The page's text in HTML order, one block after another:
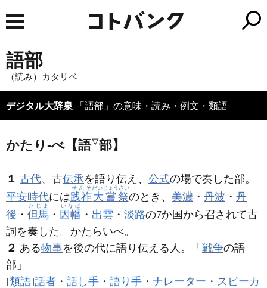
語部
（読み）カタリベ
デジタル大辞泉 「語部」の意味・読み・例文・類語
かたり‐べ【語▽部】
１ 古代、古伝承を語り伝え、 公式の場で奏した部。
平安時代には践祚
せんそ
大嘗祭
だいじょうさい
のとき、 美濃 ・ 丹波 ・ 丹
後 ・ 但馬
たじま
・ 因幡
いなば
・ 出雲 ・ 淡路の7か国から召されて古
詞を奏した。かたらいべ。
２ ある物事を後の代に語り伝える人。「 戦争の語
部 」
[類語]話者 ・ 話し手 ・ 語り手 ・ ナレーター ・ スピーカ